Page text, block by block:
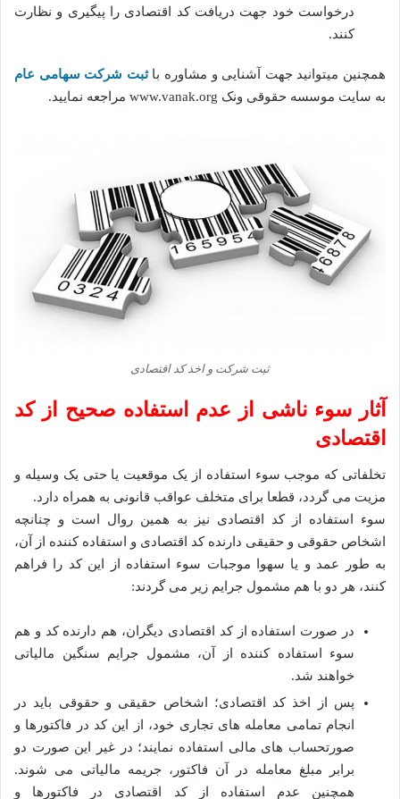
درخواست خود جهت دریافت کد اقتصادی را پیگیری و نظارت
کنند.
همچنین میتوانید جهت آشنایی و مشاوره باثبت شرکت سهامی عام
به سایت موسسه حقوقی ونک www.vanak.org مراجعه نمایید.
ثبت شرکت و اخذ کد اقتصادی
آثار سوء ناشی از عدم استفاده صحیح از کد
اقتصادی
تخلفاتی که موجب سوء استفاده از یک موقعیت یا حتی یک وسیله و
مزیت می گردد، قطعا برای متخلف عواقب قانونی به همراه دارد.
سوء استفاده از کد اقتصادی نیز به همین روال است و چنانچه
اشخاص حقوقی و حقیقی دارنده کد اقتصادی و استفاده کننده از آن،
به طور عمد و یا سهوا موجبات سوء استفاده از این کد را فراهم
کنند، هر دو با هم مشمول جرایم زیر می گردند:
در صورت استفاده از کد اقتصادی دیگران، هم دارنده کد و هم
سوء استفاده کننده از آن، مشمول جرایم سنگین مالیاتی
خواهند شد.
پس از اخذ کد اقتصادی؛ اشخاص حقیقی و حقوقی باید در
انجام تمامی معامله های تجاری خود، از این کد در فاکتورها و
صورتحساب های مالی استفاده نمایند؛ در غیر این صورت دو
برابر مبلغ معامله در آن فاکتور، جریمه مالیاتی می شوند.
همچنین عدم استفاده از کد اقتصادی در فاکتورها و